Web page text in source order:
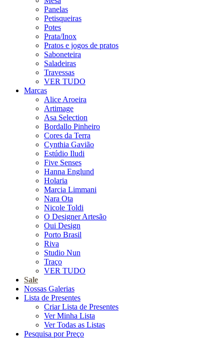
Panelas
Petisqueiras
Potes
Prata/Inox
Pratos e jogos de pratos
Saboneteira
Saladeiras
Travessas
VER TUDO
Marcas
Alice Aroeira
Artimage
Asa Selection
Bordallo Pinheiro
Cores da Terra
Cynthia Gavião
Estúdio Iludi
Five Senses
Hanna Englund
Holaria
Marcia Limmani
Nara Ota
Nicole Toldi
O Designer Artesão
Oui Design
Porto Brasil
Riva
Studio Nun
Traço
VER TUDO
Sale
Nossas Galerias
Lista de Presentes
Criar Lista de Presentes
Ver Minha Lista
Ver Todas as Listas
Pesquisa por Preço